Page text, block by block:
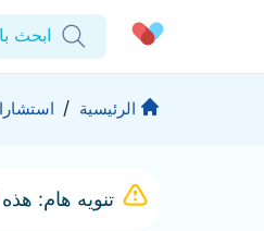
ابحث
الحساب الشخصي
الوصفات الطبية
الشركة
للمنشآت
المنتجات والحلول
الرئيسية /
تنويه هام: